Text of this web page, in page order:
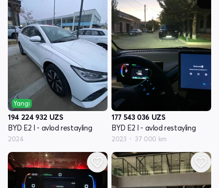
Yangi
194 224 932 UZS
BYD E2 I - avlod restayling
2024
177 543 036 UZS
BYD E2 I - avlod restayling
2023 37 000 km